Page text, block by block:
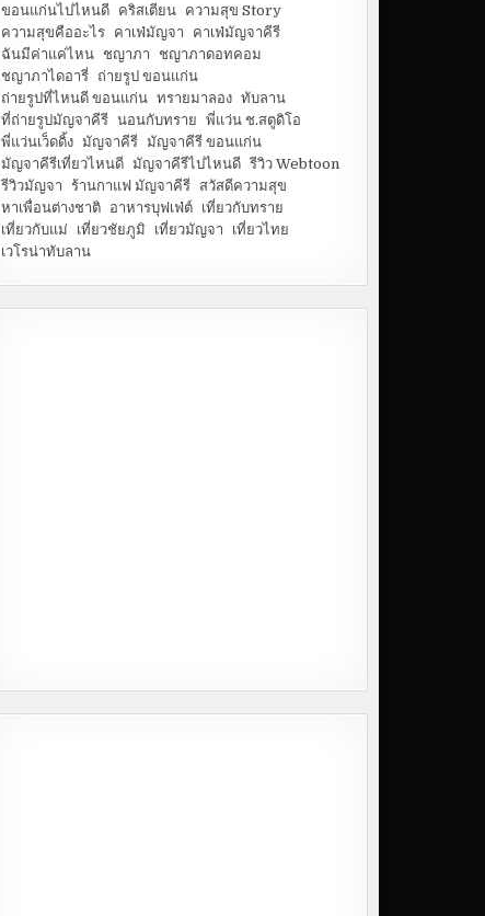
ขอนแก่นไปไหนดี
คริสเตียน
ความสุข Story
ความสุขคืออะไร
คาเฟ่มัญจา
คาเฟ่มัญจาคีรี
ฉันมีค่าแค่ไหน
ชญาภา
ชญาภาดอทคอม
ชญาภาไดอารี่
ถ่ายรูป ขอนแก่น
ถ่ายรูปที่ไหนดี ขอนแก่น ทรายมาลอง ทับลาน
ที่ถ่ายรูปมัญจาคีรี นอนกับทราย พี่แว่น ช.สตูดิโอ
พี่แว่นเว็ดดิ้ง มัญจาคีรี มัญจาคีรี ขอนแก่น
มัญจาคีรีเที่ยวไหนดี มัญจาคีรีไปไหนดี รีวิว Webtoon
รีวิวมัญจา ร้านกาแฟ มัญจาคีรี
สวัสดีความสุข
หาเพื่อนต่างชาติ
อาหารบุฟเฟ่ต์
เที่ยวกับทราย
เที่ยวกับแม่
เที่ยวชัยภูมิ เที่ยวมัญจา
เที่ยวไทย
เวโรน่าทับลาน